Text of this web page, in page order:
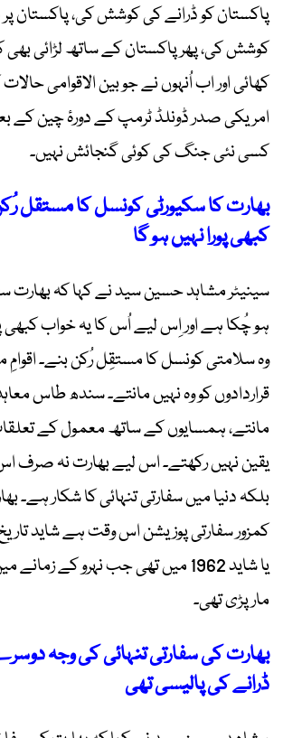
پاکستان کو ڈرانے کی کوشش کی، پاکستان پر
کوشش کی، پھر پاکستان کے ساتھ لڑائی بھی
کھائی اور اب اُنہوں نے جو بین الاقوامی
امریکی صدر ڈونلڈ ٹرمپ کے دورۂ چین
کسی نئی جنگ کی کوئی گنجائش نہیں۔
بھارت کا سکیورٹی کونسل کا مستقل
کبھی پورا نہیں ہو گا
سینیٹر مشاہد حسین سید نے کہا کہ بھارت
ہو چُکا ہے اور اِس لیے اُس کا یہ خواب کبھی
وہ سلامتی کونسل کا مستقِل رُکن بنے۔
قراردادوں کو وہ نہیں مانتے۔ سندھ طاس
مانتے، ہمسایوں کے ساتھ معمول کے
یقین نہیں رکھتے۔ اس لیے بھارت نہ
بلکہ دنیا میں سفارتی تنہائی کا شکار ہے۔
کمزور سفارتی پوزیشن اس وقت ہے شاید
یا شاید 1962 میں تھی جب نہرو کے
مار پڑی تھی۔
بھارت کی سفارتی تنہائی کی وجہ
ڈرانے کی پالیسی تھی